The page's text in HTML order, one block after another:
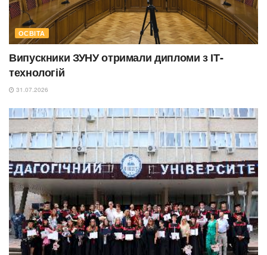
ОСВІТА
Випускники ЗУНУ отримали дипломи з ІТ-
технологій
31.07.2026